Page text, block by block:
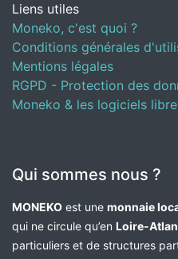
Liens utiles
Moneko, c'est quoi ?
Conditions générales
Mentions légales
RGPD - Protection des
Moneko & les logiciels
Qui sommes nous ?
MONEKO est une monnaie
qui ne circule qu’en Loire-
particuliers et de structures